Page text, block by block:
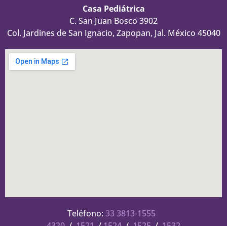
Casa Pediátrica
C. San Juan Bosco 3902
Col. Jardines de San Ignacio, Zapopan, Jal. México 45040
Teléfono: 33 3813-1555